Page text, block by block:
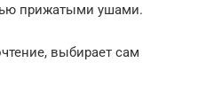
прижатыми ушами.
выбирает сам